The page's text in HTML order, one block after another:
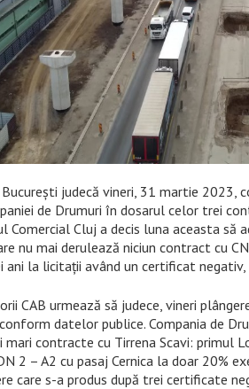
judecă vineri, 31 martie
de Drumuri în dosarul celor trei
Comercial Cluj a decis luna aceasta să
nu mai derulează niciun contract cu
ani la licitații având un certificat
CAB urmează să judece, vineri
datelor publice. Compania de
contracte cu Tirrena Scavi: primul
2 – A2 cu pasaj Cernica la doar 20%
care s-a produs după trei certificate